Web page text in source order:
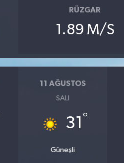
RÜZGAR
1.89 M/S
11 AĞUSTOS
SALI
31 °
Güneşli